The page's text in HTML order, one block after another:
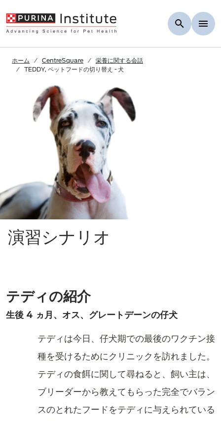
ホーム CentreSquare
栄養に関する会話
TEDDY, ペットフードの切り替え - 犬
演習シナリオ
テディの紹介
生後 4 ヵ月、オス、グレートデーンの仔犬
テディは今日、仔犬期での最後のワクチン接
種を受けるためにクリニックを訪れました。
テディの食餌に関して尋ねると、飼い主は、
ブリーダーから教えてもらった完全でバラン
スのとれたフードをテディに与えられている